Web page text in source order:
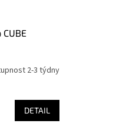
2-3 týdny
DETAIL